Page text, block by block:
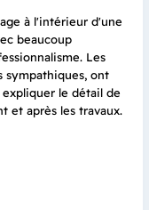
à l'intérieur d'une
beaucoup
Les
sympathiques, ont
le détail de
et après les travaux.